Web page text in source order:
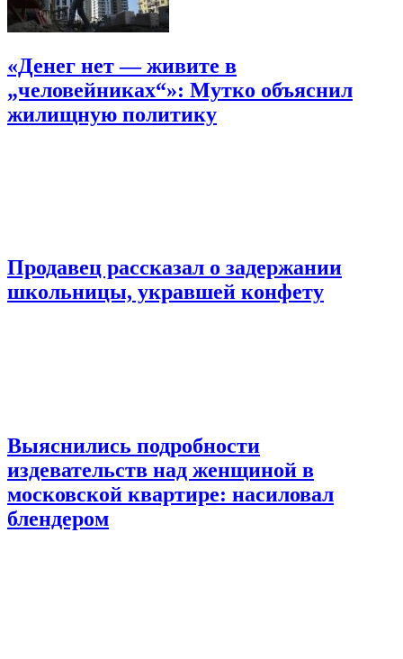
«Денег нет — живите в
„человейниках“»: Мутко объяснил
жилищную политику
Продавец рассказал о задержании
школьницы, укравшей конфету
Выяснились подробности
издевательств над женщиной в
московской квартире: насиловал
блендером